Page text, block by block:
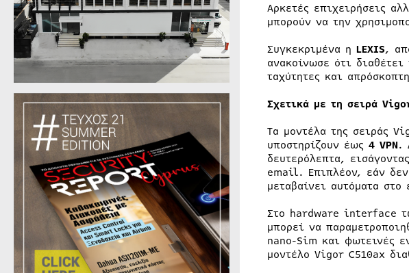
Αρκετές επιχειρήσεις
μπορούν να την
Συγκεκριμένα η LEXIS,
ανακοίνωσε ότι
ταχύτητες και
Σχετικά με τη σειρά
Τα μοντέλα της σειράς
υποστηρίζουν έως 4 VPN.
δευτερόλεπτα,
email. Επιπλέον, εάν δεν
μεταβαίνει αυτόματα
Στο hardware interface
μπορεί να
nano-Sim και φωτεινές
μοντέλο Vigor C510ax